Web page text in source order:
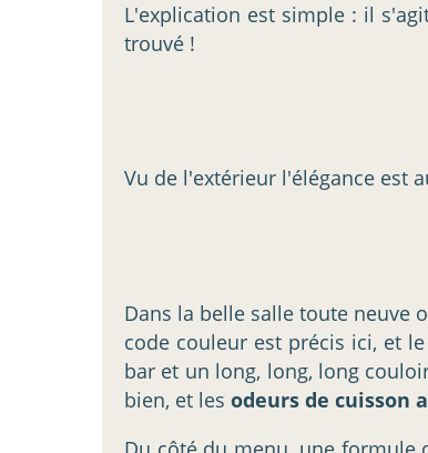
L'explication est simple : il
trouvé !
Vu de l'extérieur l'élégance est
Dans la belle salle toute neuve
code couleur est précis ici, et
bar et un long, long, long
bien, et les odeurs de cuisson